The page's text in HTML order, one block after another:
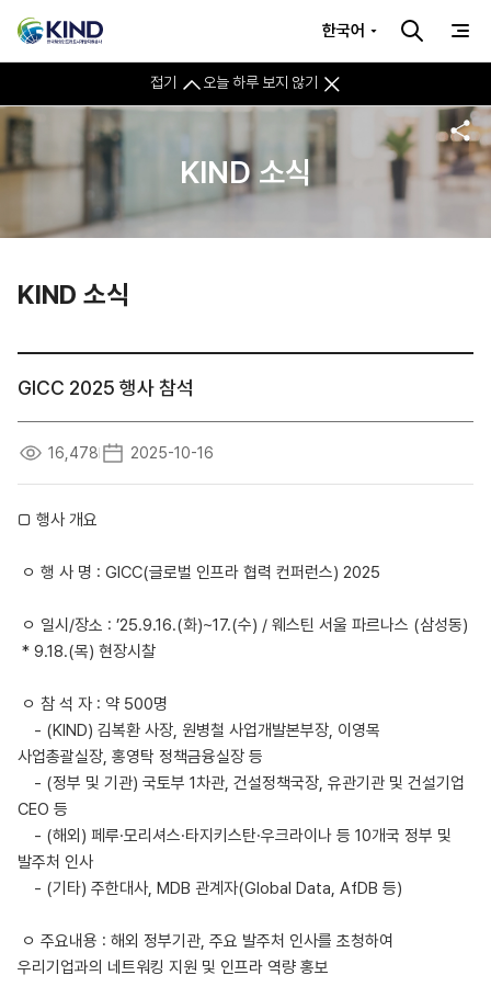
접기 오늘 하루 보지 않기
한국어
KIND 소식
KIND 소식
GICC 2025 행사 참석
16,478 2025-10-16
□ 행사 개요
ㅇ 행 사 명 : GICC(글로벌 인프라 협력 컨퍼런스) 2025
ㅇ 일시/장소 : ’25.9.16.(화)~17.(수) / 웨스틴 서울 파르나스 (삼성동)
* 9.18.(목) 현장시찰
ㅇ 참 석 자 : 약 500명
- (KIND) 김복환 사장, 원병철 사업개발본부장, 이영목
사업총괄실장, 홍영탁 정책금융실장 등
- (정부 및 기관) 국토부 1차관, 건설정책국장, 유관기관 및 건설기업
CEO 등
- (해외) 페루·모리셔스·타지키스탄·우크라이나 등 10개국 정부 및
발주처 인사
- (기타) 주한대사, MDB 관계자(Global Data, AfDB 등)
ㅇ 주요내용 : 해외 정부기관, 주요 발주처 인사를 초청하여
우리기업과의 네트워킹 지원 및 인프라 역량 홍보